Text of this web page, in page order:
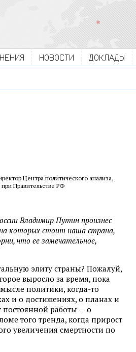
НОВОСТИ ДОКЛАДЫ
Центра политического анализа,
Правительстве РФ
Владимир Путин произнес
которых стоит наша страна,
что ее замечательное,
элиту страны? Пожалуй,
выросло за время, пока
политики, когда-то
и о достижениях, о планах и
постоянной работы — о
того тренда, когда прирост
увеличения смертности по